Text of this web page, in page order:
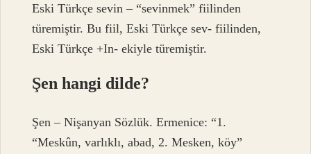
Eski Türkçe sevin – “sevinmek” fiilinden
türemiştir. Bu fiil, Eski Türkçe sev- fiilinden,
Eski Türkçe +In- ekiyle türemiştir.
Şen hangi dilde?
Şen – Nişanyan Sözlük. Ermenice: “1.
“Meskûn, varlıklı, abad, 2. Mesken, köy”